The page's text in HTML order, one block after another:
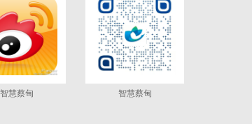
智慧蔡甸 智慧蔡甸